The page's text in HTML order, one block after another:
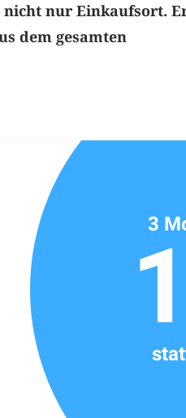
nicht nur Einkaufsort.
dem gesamten
3